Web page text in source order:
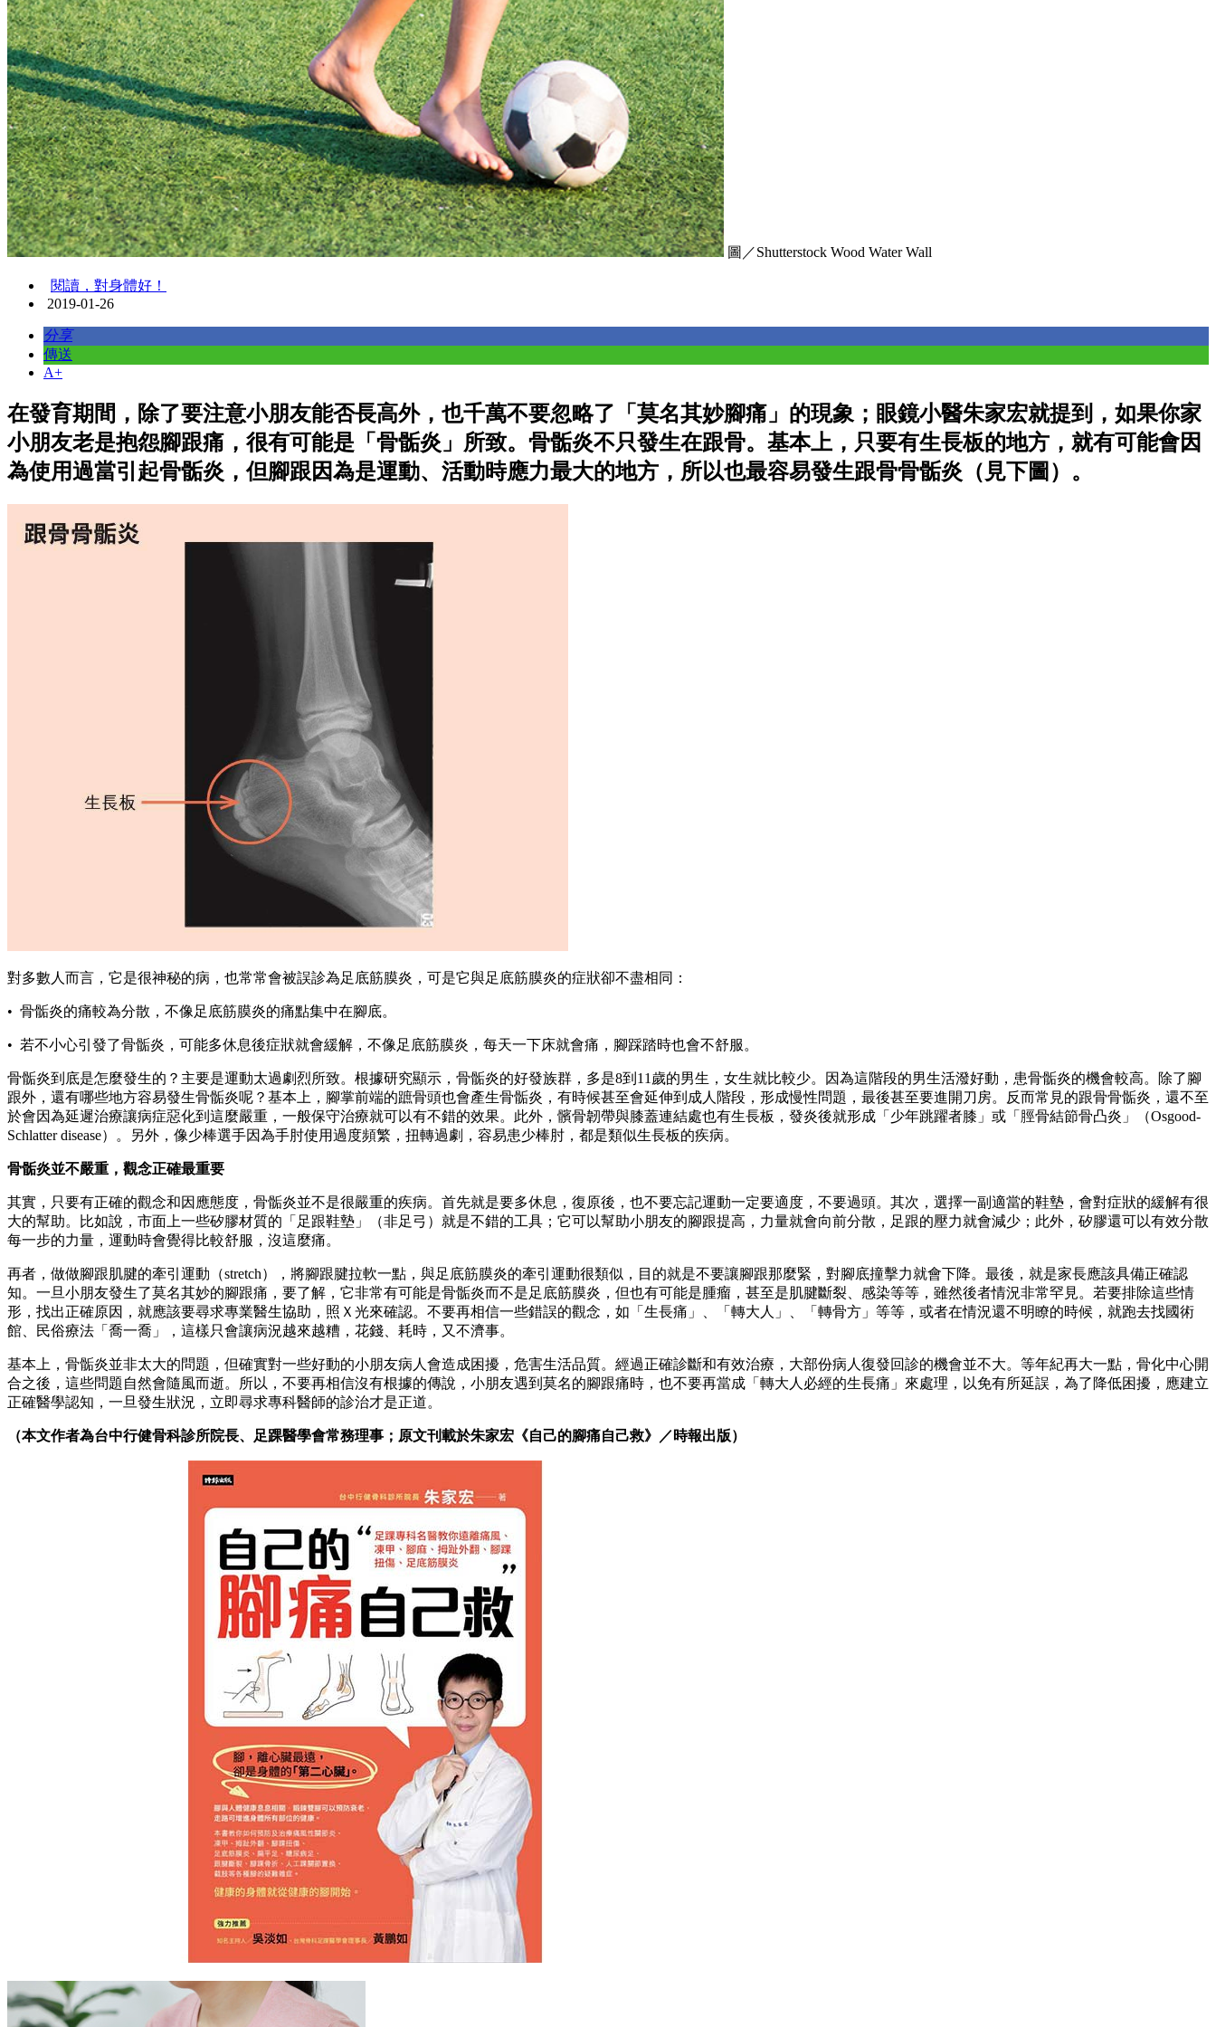
圖／Shutterstock Wood Water Wall
閱讀，對身體好！
2019-01-26
分享
傳送
A+
在發育期間，除了要注意小朋友能否長高外，也千萬不要忽略了「莫名其妙腳痛」的現象；眼鏡小醫朱家宏就提到，如果你家
小朋友老是抱怨腳跟痛，很有可能是「骨骺炎」所致。骨骺炎不只發生在跟骨。基本上，只要有生長板的地方，就有可能會因
為使用過當引起骨骺炎，但腳跟因為是運動、活動時應力最大的地方，所以也最容易發生跟骨骨骺炎（見下圖）。
對多數人而言，它是很神秘的病，也常常會被誤診為足底筋膜炎，可是它與足底筋膜炎的症狀卻不盡相同：
• 骨骺炎的痛較為分散，不像足底筋膜炎的痛點集中在腳底。
• 若不小心引發了骨骺炎，可能多休息後症狀就會緩解，不像足底筋膜炎，每天一下床就會痛，腳踩踏時也會不舒服。
骨骺炎到底是怎麼發生的？主要是運動太過劇烈所致。根據研究顯示，骨骺炎的好發族群，多是8到11歲的男生，女生就比較少。因為這階段的男生活潑好動，患骨骺炎的機會較高。除了腳
跟外，還有哪些地方容易發生骨骺炎呢？基本上，腳掌前端的蹠骨頭也會產生骨骺炎，有時候甚至會延伸到成人階段，形成慢性問題，最後甚至要進開刀房。反而常見的跟骨骨骺炎，還不至
於會因為延遲治療讓病症惡化到這麼嚴重，一般保守治療就可以有不錯的效果。此外，髕骨韌帶與膝蓋連結處也有生長板，發炎後就形成「少年跳躍者膝」或「脛骨結節骨凸炎」（Osgood-
Schlatter disease）。另外，像少棒選手因為手肘使用過度頻繁，扭轉過劇，容易患少棒肘，都是類似生長板的疾病。
骨骺炎並不嚴重，觀念正確最重要
其實，只要有正確的觀念和因應態度，骨骺炎並不是很嚴重的疾病。首先就是要多休息，復原後，也不要忘記運動一定要適度，不要過頭。其次，選擇一副適當的鞋墊，會對症狀的緩解有很
大的幫助。比如說，市面上一些矽膠材質的「足跟鞋墊」（非足弓）就是不錯的工具；它可以幫助小朋友的腳跟提高，力量就會向前分散，足跟的壓力就會減少；此外，矽膠還可以有效分散
每一步的力量，運動時會覺得比較舒服，沒這麼痛。
再者，做做腳跟肌腱的牽引運動（stretch），將腳跟腱拉軟一點，與足底筋膜炎的牽引運動很類似，目的就是不要讓腳跟那麼緊，對腳底撞擊力就會下降。最後，就是家長應該具備正確認
知。一旦小朋友發生了莫名其妙的腳跟痛，要了解，它非常有可能是骨骺炎而不是足底筋膜炎，但也有可能是腫瘤，甚至是肌腱斷裂、感染等等，雖然後者情況非常罕見。若要排除這些情
形，找出正確原因，就應該要尋求專業醫生協助，照Ｘ光來確認。不要再相信一些錯誤的觀念，如「生長痛」、「轉大人」、「轉骨方」等等，或者在情況還不明瞭的時候，就跑去找國術
館、民俗療法「喬一喬」，這樣只會讓病況越來越糟，花錢、耗時，又不濟事。
基本上，骨骺炎並非太大的問題，但確實對一些好動的小朋友病人會造成困擾，危害生活品質。經過正確診斷和有效治療，大部份病人復發回診的機會並不大。等年紀再大一點，骨化中心開
合之後，這些問題自然會隨風而逝。所以，不要再相信沒有根據的傳說，小朋友遇到莫名的腳跟痛時，也不要再當成「轉大人必經的生長痛」來處理，以免有所延誤，為了降低困擾，應建立
正確醫學認知，一旦發生狀況，立即尋求專科醫師的診治才是正道。
（本文作者為台中行健骨科診所院長、足踝醫學會常務理事；原文刊載於朱家宏《自己的腳痛自己救》／時報出版）